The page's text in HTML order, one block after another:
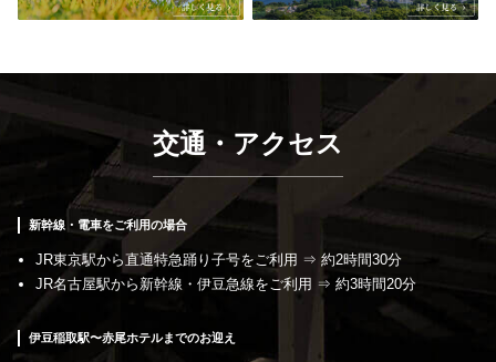
交通・アクセス
新幹線・電⾞をご利⽤の場合
JR東京駅から直通特急踊り⼦号をご利⽤ ⇒ 約2時間30分
JR名古屋駅から新幹線・伊⾖急線をご利⽤ ⇒ 約3時間20分
伊⾖稲取駅〜⾚尾ホテルまでのお迎え